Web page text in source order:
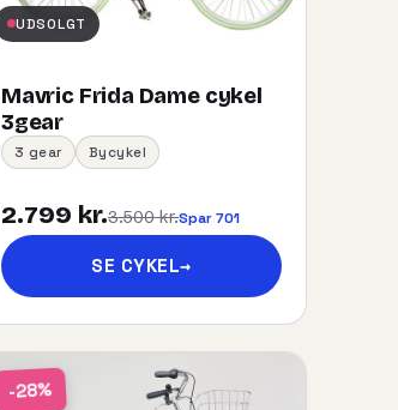
UDSOLGT
Mavric Frida Dame cykel
3gear
3 gear Bycykel
2.799 kr.3.500 kr.Spar 701
SE CYKEL→
-28%